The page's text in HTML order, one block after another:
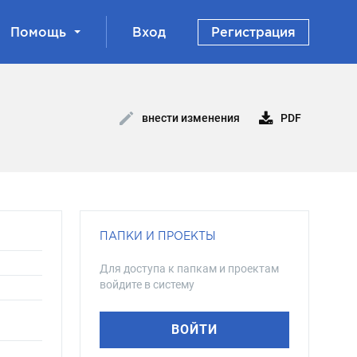
Помощь Вход Регистрация
внести изменения PDF
ПАПКИ И ПРОЕКТЫ
Для доступа к папкам и проектам
войдите в систему
ВОЙТИ